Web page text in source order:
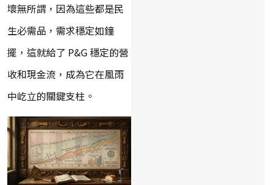
壞無所謂，因為這些都是民
生必需品，需求穩定如鐘
擺，這就給了 P&G 穩定的營
收和現金流，成為它在風雨
中屹立的關鍵支柱。